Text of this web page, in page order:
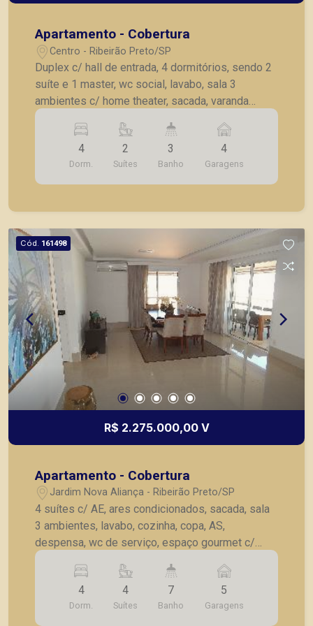
Apartamento - Cobertura
Centro - Ribeirão Preto/SP
Duplex c/ hall de entrada, 4 dormitórios, sendo 2
suíte e 1 master, wc social, lavabo, sala 3
ambientes c/ home theater, sacada, varanda
gourmet fechada em vidro, cozinha planejada,
lavanderia, suíte de serviço, 4 vagas de garagem
cobertas.4
Dorm.
2
Suítes
3
Banho
4
Garagens
Cód. 161498
R$ 2.275.000,00 V
Apartamento - Cobertura
Jardim Nova Aliança - Ribeirão Preto/SP
4 suítes c/ AE, ares condicionados, sacada, sala
3 ambientes, lavabo, cozinha, copa, AS,
despensa, wc de serviço, espaço gourmet c/
piscina e wc, 5 vagas de garagem.
4
Dorm.
4
Suítes
7
Banho
5
Garagens